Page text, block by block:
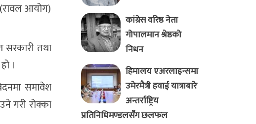
आयोग)
सरकारी तथा
।
समावेश
गरी रोक्का
कांग्रेस वरिष्ठ नेता
गोपालमान श्रेष्ठको
निधन
हिमालय एअरलाइन्समा
उमेरमैत्री हवाई यात्राबारे
अन्तर्राष्ट्रिय
प्रतिनिधिमण्डलसँग छलफल